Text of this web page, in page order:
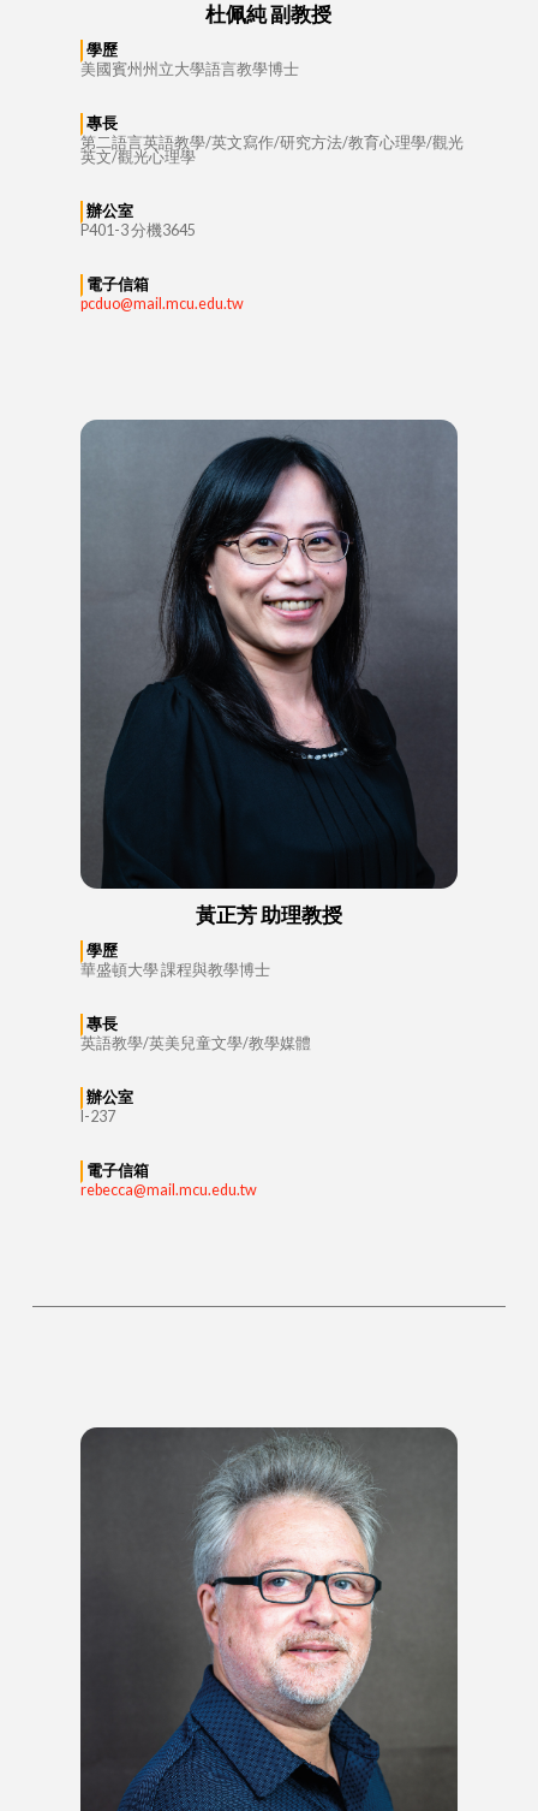
杜佩純 副教授
學歷
美國賓州州立大學語言教學博士
專長
第二語言英語教學/英文寫作/研究方法/教育心理學/觀光
英文/觀光心理學
辦公室
P401-3 分機3645
電子信箱
pcduo@mail.mcu.edu.tw
黃正芳 助理教授
學歷
華盛頓大學 課程與教學博士
專長
英語教學/英美兒童文學/教學媒體
辦公室
I-237
電子信箱
rebecca@mail.mcu.edu.tw